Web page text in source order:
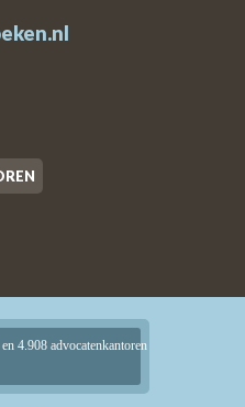
4.908 advocatenkantoren